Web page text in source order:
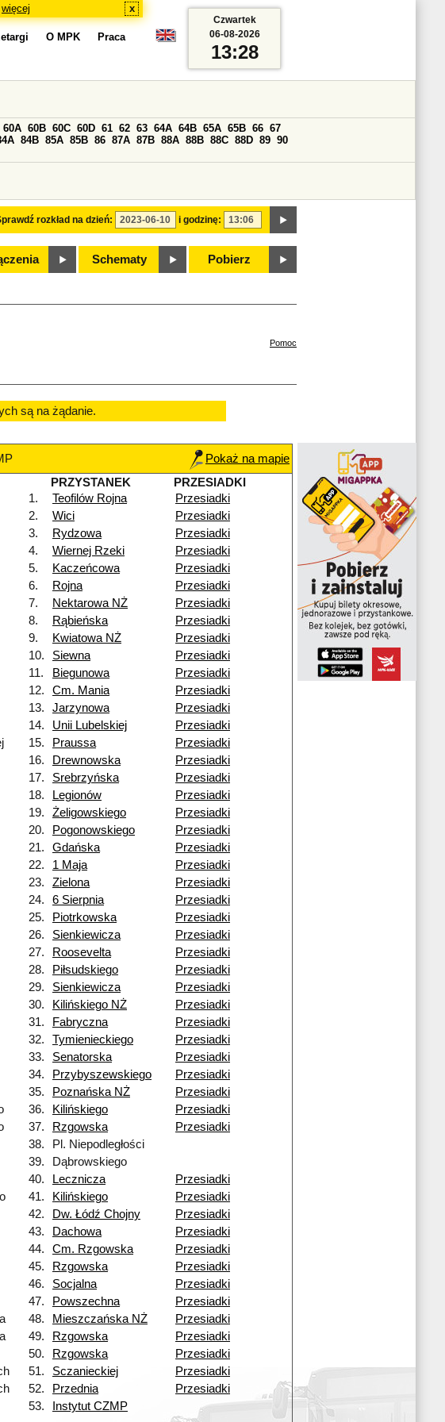
więcej x
O MPK Praca
rozkład na dzień: i godzinę:
60A 60B 60C 60D 61 62 63 64A 64B 65A 65B 66 67
84B 85A 85B 86 87A 87B 88A 88B 88C 88D 89 90
Schematy Pobierz
Czwartek
06-08-2026
13:28
Pomoc
są na żądanie.
Pokaż na mapie
PRZYSTANEK
PRZESIADKI
1.
Teofilów Rojna
Przesiadki
2. Wici
Przesiadki
3. Rydzowa
Przesiadki
4. Wiernej Rzeki
Przesiadki
5. Kaczeńcowa
Przesiadki
6. Rojna
Przesiadki
7. Nektarowa NŻ
Przesiadki
8. Rąbieńska
Przesiadki
9. Kwiatowa NŻ
Przesiadki
10. Siewna
Przesiadki
11. Biegunowa
Przesiadki
12. Cm. Mania
Przesiadki
13. Jarzynowa
Przesiadki
14. Unii Lubelskiej
Przesiadki
15. Praussa
Przesiadki
16. Drewnowska
Przesiadki
17. Srebrzyńska
Przesiadki
18. Legionów
Przesiadki
19. Żeligowskiego
Przesiadki
20. Pogonowskiego
Przesiadki
21. Gdańska
Przesiadki
22. 1 Maja
Przesiadki
23. Zielona
Przesiadki
24. 6 Sierpnia
Przesiadki
25. Piotrkowska
Przesiadki
26. Sienkiewicza
Przesiadki
27. Roosevelta
Przesiadki
28. Piłsudskiego
Przesiadki
29. Sienkiewicza
Przesiadki
30. Kilińskiego NŻ
Przesiadki
31. Fabryczna
Przesiadki
32. Tymienieckiego
Przesiadki
33. Senatorska
Przesiadki
34. Przybyszewskiego
Przesiadki
35. Poznańska NŻ
Przesiadki
36. Kilińskiego
Przesiadki
37. Rzgowska
Przesiadki
38.
Pl. Niepodległości
39.
Dąbrowskiego
40. Lecznicza
Przesiadki
41. Kilińskiego
Przesiadki
42. Dw. Łódź Chojny
Przesiadki
43. Dachowa
Przesiadki
44. Cm. Rzgowska
Przesiadki
45. Rzgowska
Przesiadki
46. Socjalna
Przesiadki
47. Powszechna
Przesiadki
48. Mieszczańska NŻ
Przesiadki
49. Rzgowska
Przesiadki
50. Rzgowska
Przesiadki
51. Sczanieckiej
Przesiadki
52. Przednia
Przesiadki
53.
Instytut CZMP